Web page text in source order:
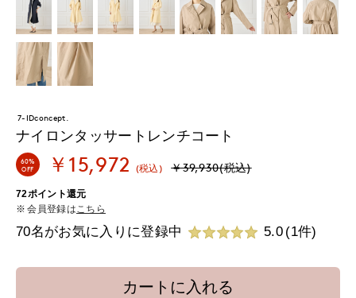
7-IDconcept.
ナイロンタッサートレンチコート
60%
OFF
￥15,972 (税込) ￥39,930(税込)
72ポイント還元
会員登録は こちら
70名がお気に入りに登録中 5.0 (1件)
カートに入れる